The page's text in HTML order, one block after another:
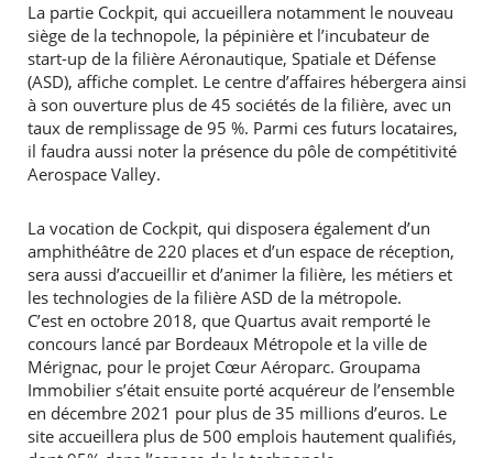
La partie Cockpit, qui accueillera notamment le nouveau
siège de la technopole, la pépinière et l’incubateur de
start-up de la filière Aéronautique, Spatiale et Défense
(ASD), affiche complet. Le centre d’affaires hébergera ainsi
à son ouverture plus de 45 sociétés de la filière, avec un
taux de remplissage de 95 %. Parmi ces futurs locataires,
il faudra aussi noter la présence du pôle de compétitivité
Aerospace Valley.
La vocation de Cockpit, qui disposera également d’un
amphithéâtre de 220 places et d’un espace de réception,
sera aussi d’accueillir et d’animer la filière, les métiers et
les technologies de la filière ASD de la métropole.
C’est en octobre 2018, que Quartus avait remporté le
concours lancé par Bordeaux Métropole et la ville de
Mérignac, pour le projet Cœur Aéroparc. Groupama
Immobilier s’était ensuite porté acquéreur de l’ensemble
en décembre 2021 pour plus de 35 millions d’euros. Le
site accueillera plus de 500 emplois hautement qualifiés,